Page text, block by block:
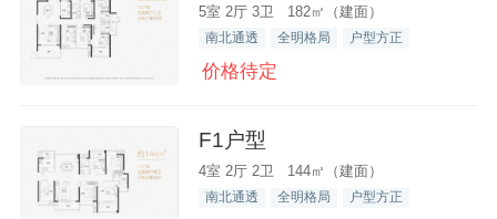
5室 2厅 3卫 182㎡（建面）
南北通透 全明格局 户型方正
价格待定
F1户型
4室 2厅 2卫 144㎡（建面）
南北通透 全明格局 户型方正